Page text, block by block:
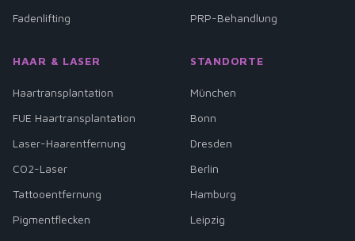
Fadenlifting
PRP-Behandlung
HAAR & LASER
Haartransplantation
FUE Haartransplantation
Laser-Haarentfernung
CO2-Laser
Tattooentfernung
Pigmentflecken
STANDORTE
München
Bonn
Dresden
Berlin
Hamburg
Leipzig